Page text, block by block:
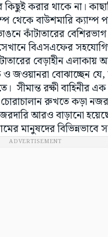
করার থাকে না।
বাউশমারি ক্যাম্প
কাঁটাতারের
বিএসএফের
বেড়াহীন এলাকায়
বোঝাচ্ছেন যে,
সীমান্ত রক্ষী
রুখতে কড়া
আরও বাড়ানো
মানুষদের বিভিন্নভাবে
ADVERTISEMENT